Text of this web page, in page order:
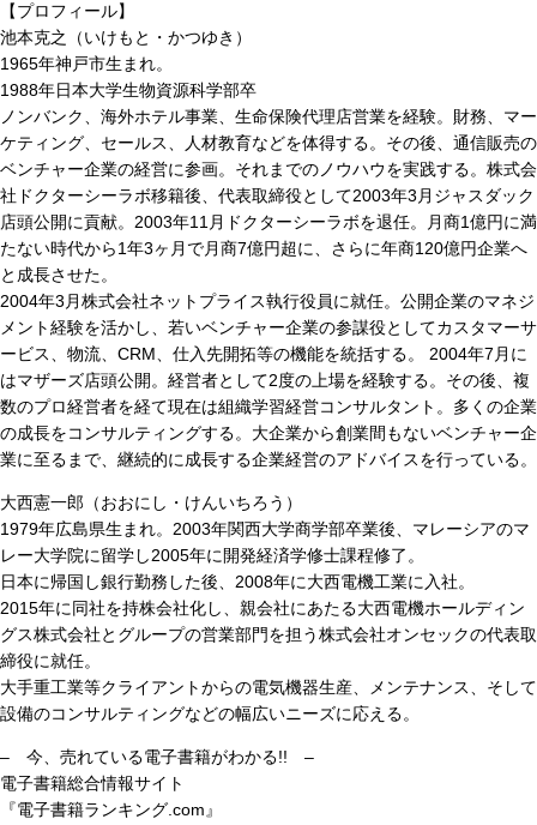
【プロフィール】
池本克之（いけもと・かつゆき）
1965年神戸市生まれ。
1988年日本大学生物資源科学部卒
ノンバンク、海外ホテル事業、生命保険代理店営業を経験。財務、マー
ケティング、セールス、人材教育などを体得する。その後、通信販売の
ベンチャー企業の経営に参画。それまでのノウハウを実践する。株式会
社ドクターシーラボ移籍後、代表取締役として2003年3月ジャスダック
店頭公開に貢献。2003年11月ドクターシーラボを退任。月商1億円に満
たない時代から1年3ヶ月で月商7億円超に、さらに年商120億円企業へ
と成長させた。
2004年3月株式会社ネットプライス執行役員に就任。公開企業のマネジ
メント経験を活かし、若いベンチャー企業の参謀役としてカスタマーサ
ービス、物流、CRM、仕入先開拓等の機能を統括する。 2004年7月に
はマザーズ店頭公開。経営者として2度の上場を経験する。その後、複
数のプロ経営者を経て現在は組織学習経営コンサルタント。多くの企業
の成長をコンサルティングする。大企業から創業間もないベンチャー企
業に至るまで、継続的に成長する企業経営のアドバイスを行っている。
大西憲一郎（おおにし・けんいちろう）
1979年広島県生まれ。2003年関西大学商学部卒業後、マレーシアのマ
レー大学院に留学し2005年に開発経済学修士課程修了。
日本に帰国し銀行勤務した後、2008年に大西電機工業に入社。
2015年に同社を持株会社化し、親会社にあたる大西電機ホールディン
グス株式会社とグループの営業部門を担う株式会社オンセックの代表取
締役に就任。
大手重工業等クライアントからの電気機器生産、メンテナンス、そして
設備のコンサルティングなどの幅広いニーズに応える。
– 今、売れている電子書籍がわかる!! –
電子書籍総合情報サイト
『電子書籍ランキング.com』